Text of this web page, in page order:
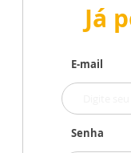
Já
E-mail
Senha